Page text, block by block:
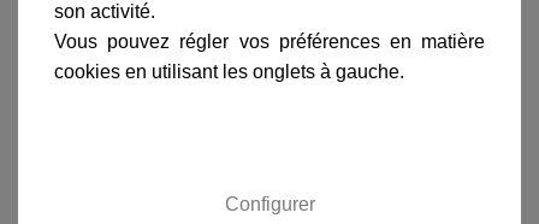
Fiche technique
Finition / couleur :
son activité.
Vous pouvez régler vos préférences en matière
cookies en utilisant les onglets à gauche.
Configurer